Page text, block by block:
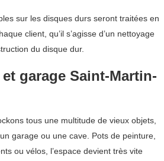
sur les disques durs seront traitées en
client, qu’il s’agisse d’un nettoyage
du disque dur.
garage Saint-Martin-
tous une multitude de vieux objets,
garage ou une cave. Pots de peinture,
ou vélos, l’espace devient très vite